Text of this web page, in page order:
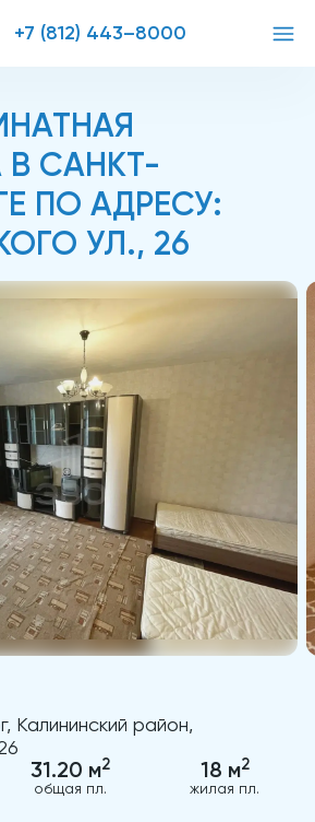
+7 (812) 443–8000
В САНКТ-
ПО АДРЕСУ:
УЛ., 26
Калининский район,
31.20 м2
общая пл.
18 м2
жилая пл.